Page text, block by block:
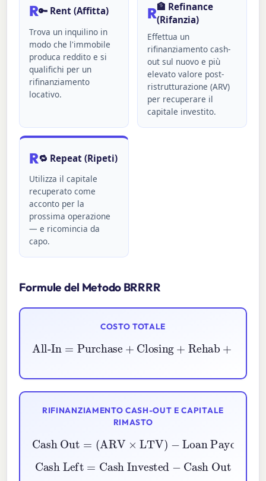
R🔑 Rent (Affitta)
Trova un inquilino in
modo che l'immobile
produca reddito e si
qualifichi per un
rifinanziamento
locativo.
R🏦 Refinance
(Rifanzia)
Effettua un
rifinanziamento cash-
out sul nuovo e più
elevato valore post-
ristrutturazione (ARV)
per recuperare il
capitale investito.
R🔁 Repeat (Ripeti)
Utilizza il capitale
recuperato come
acconto per la
prossima operazione
— e ricomincia da
capo.
Formule del Metodo BRRRR
COSTO TOTALE
All-In= Purchase+Closing+Rehab +Holding
RIFINANZIAMENTO CASH-OUT E CAPITALE
RIMASTO
Cash Out=(ARV×LTV
Loan Payoff−Refi Closing
Cash Left= Cash Invested Cash Out